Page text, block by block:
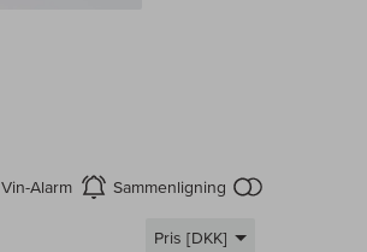
Vin-Alarm
aktiver Sammenligning
Pris [DKK]